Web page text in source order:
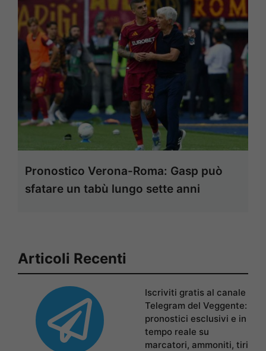
Pronostico Verona-Roma: Gasp può
sfatare un tabù lungo sette anni
Articoli Recenti
Iscriviti gratis al canale
Telegram del Veggente:
pronostici esclusivi e in
tempo reale su
marcatori, ammoniti, tiri